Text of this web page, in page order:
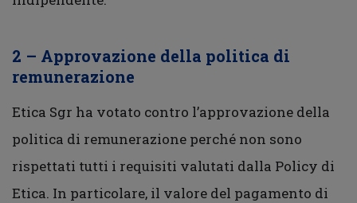
2 – Approvazione della politica di
remunerazione
Etica Sgr ha votato contro l’approvazione della
politica di remunerazione perché non sono
rispettati tutti i requisiti valutati dalla Policy di
Etica. In particolare, il valore del pagamento di